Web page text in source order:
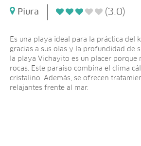
Piura (3.0)
Es una playa ideal para la práctica del
gracias a sus olas y la profundidad de
la playa Vichayito es un placer porque
rocas. Este paraíso combina el clima
cristalino. Además, se ofrecen
relajantes frente al mar.